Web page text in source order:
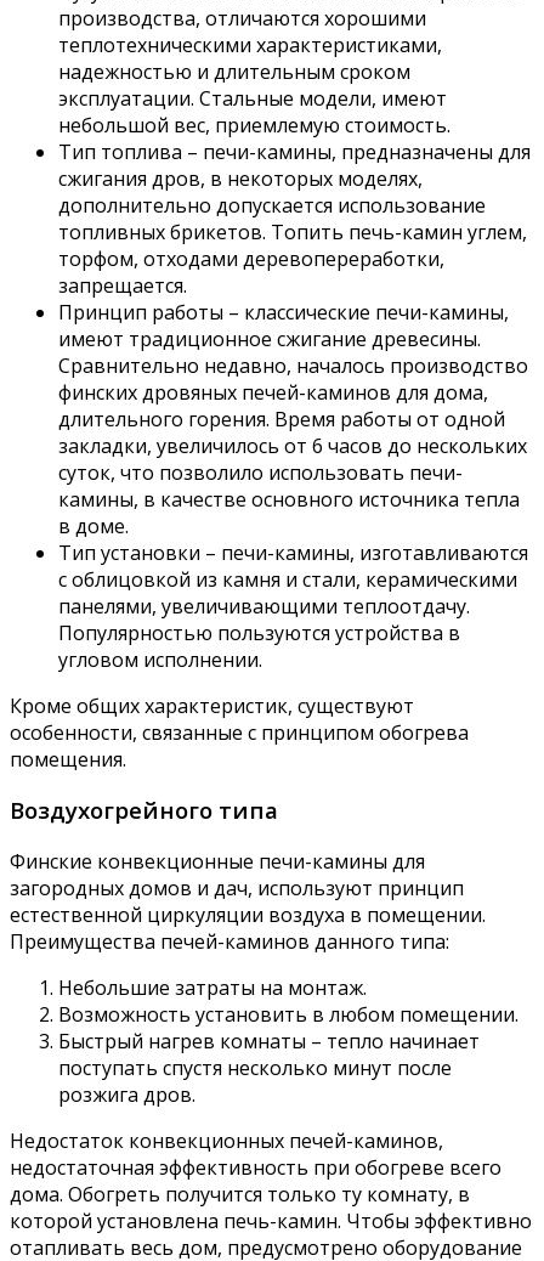
производства, отличаются хорошими
теплотехническими характеристиками,
надежностью и длительным сроком
эксплуатации. Стальные модели, имеют
небольшой вес, приемлемую стоимость.
Тип топлива – печи-камины, предназначены для
сжигания дров, в некоторых моделях,
дополнительно допускается использование
топливных брикетов. Топить печь-камин углем,
торфом, отходами деревопереработки,
запрещается.
Принцип работы – классические печи-камины,
имеют традиционное сжигание древесины.
Сравнительно недавно, началось производство
финских дровяных печей-каминов для дома,
длительного горения. Время работы от одной
закладки, увеличилось от 6 часов до нескольких
суток, что позволило использовать печи-
камины, в качестве основного источника тепла
в доме.
Тип установки – печи-камины, изготавливаются
с облицовкой из камня и стали, керамическими
панелями, увеличивающими теплоотдачу.
Популярностью пользуются устройства в
угловом исполнении.
Кроме общих характеристик, существуют
особенности, связанные с принципом обогрева
помещения.
Воздухогрейного типа
Финские конвекционные печи-камины для
загородных домов и дач, используют принцип
естественной циркуляции воздуха в помещении.
Преимущества печей-каминов данного типа:
Небольшие затраты на монтаж.
Возможность установить в любом помещении.
Быстрый нагрев комнаты – тепло начинает
поступать спустя несколько минут после
розжига дров.
Недостаток конвекционных печей-каминов,
недостаточная эффективность при обогреве всего
дома. Обогреть получится только ту комнату, в
которой установлена печь-камин. Чтобы эффективно
отапливать весь дом, предусмотрено оборудование